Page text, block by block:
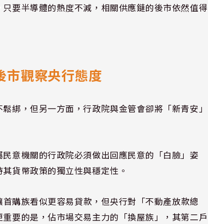
要半導體的熱度不減，相關供應鏈的後市依然值得
市觀察央行態度
綁，但另一方面，行政院與金管會卻將「新青安」
意機關的行政院必須做出回應民意的「白臉」姿
貨幣政策的獨立性與穩定性。
購族看似更容易貸款，但央行對「不動產放款總
要的是，佔市場交易主力的「換屋族」，其第二戶